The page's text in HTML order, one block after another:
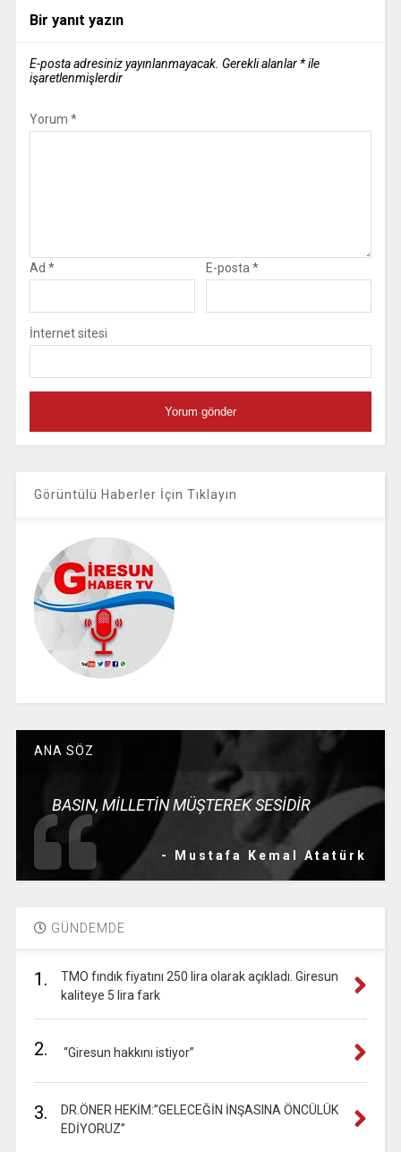
Bir yanıt yazın
E-posta adresiniz yayınlanmayacak. Gerekli alanlar *ile
işaretlenmişlerdir
Yorum *
Ad * E-posta *
İnternet sitesi
Görüntülü Haberler İçin Tıklayın
ANA SÖZ
BASIN, MİLLETİN MÜŞTEREK SESİDİR
- Mustafa Kemal Atatürk
GÜNDEMDE
1.
TMO fındık fiyatını 250 lira olarak açıkladı. Giresun
kaliteye 5 lira fark
2. “Giresun hakkını istiyor”
3.
DR.ÖNER HEKİM:”GELECEĞİN İNŞASINA ÖNCÜLÜK
EDİYORUZ”